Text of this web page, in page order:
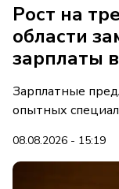
Рост на
области
зарплаты
Зарплатные
опытных
08.08.2026 - 15:19